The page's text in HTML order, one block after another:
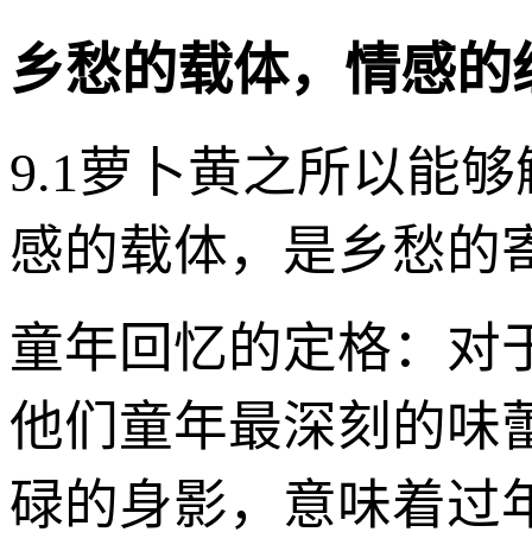
乡愁的载体，情感的
9.1萝卜黄之所以能
感的载体，是乡愁的
童年回忆的定格：对
他们童年最深刻的味
碌的身影，意味着过